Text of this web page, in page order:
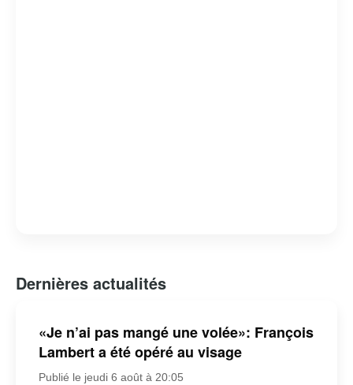
Dernières actualités
«Je n’ai pas mangé une volée»: François
Lambert a été opéré au visage
Publié le jeudi 6 août à 20:05